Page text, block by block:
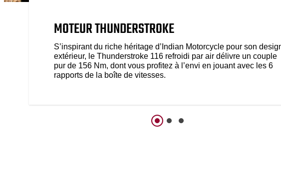
MOTEUR THUNDERSTROKE
S’inspirant du riche héritage d’Indian Motorcycle pour son
extérieur, le Thunderstroke 116 refroidi par air délivre un couple
pur de 156 Nm, dont vous profitez à l’envi en jouant avec les 6
rapports de la boîte de vitesses.